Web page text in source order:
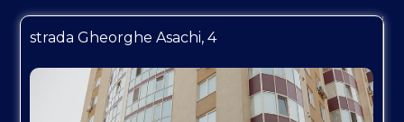
strada Gheorghe Asachi, 4